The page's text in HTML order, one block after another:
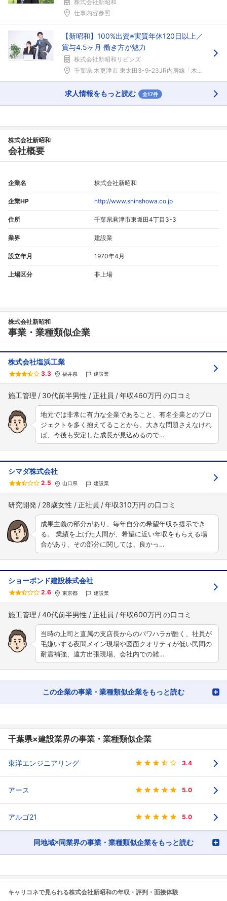
株式会社新昭和
仕事内容参照
【新昭和】100%出資※実質年休120日以上／
賞与4.5ヶ月 働き方が魅力
株式会社新昭和リビンズ
千葉県 木更津市 東太田3-9-23JR内房線「木...
求人情報をもっと読む 全17件
株式会社新昭和
会社概要
企業名 株式会社新昭和
企業HP http://www.shinshowa.co.jp
住所 千葉県君津市東坂田4丁目3-3
業界 建設業
設立年月 1970年4月
上場区分 非上場
株式会社新昭和
事業・業種類似企業
株式会社塩浜工業
3.3 福井県 建設業
施工管理 30代前半男性 正社員 年収460万円
地元では非常に有力な企業であること、有名企業とのプロ
ジェクトを多く抱えてることから、大きな問題さえなけれ
ば、今後も安定した成長が見込めるので…
シマダ株式会社
2.5 山口県 建設業
研究開発 28歳女性 正社員 年収310万円
成果主義の部分があり、毎年自分の希望年収を提示でき
る。 業績を上げた人間が、希望に近い年収をもらえる場
合があり、その部分に関しては、良かっ…
ショーボンド建設株式会社
2.6 東京都 建設業
施工管理 40代前半男性 正社員 年収600万円
当時の上司と直属の支店長からのパワハラが酷く、社員が
毛嫌いする夜間メイン現場や図面クオリティが低い民間の
耐震補強、遠方出張現場、会社内での雑…
この企業の事業・業種類似企業をもっと読む
千葉県×建設業界の事業・業種類似企業
東洋エンジニアリング 3.4
アース 5.0
アルゴ21 5.0
同地域×同業界の事業・業種類似企業をもっと読む
キャリコネで見られる株式会社新昭和の年収・評判・面接体験